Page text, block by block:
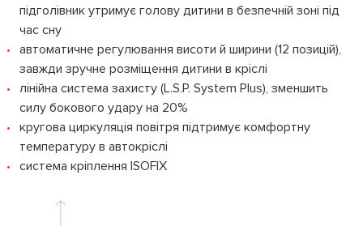
підголівник утримує голову дитини в безпечній зоні під
час сну
автоматичне регулювання висоти й ширини (12 позицій),
завжди зручне розміщення дитини в кріслі
лінійна система захисту (L.S.P. System Plus), зменшить
силу бокового удару на 20%
кругова циркуляція повітря підтримує комфортну
температуру в автокріслі
система кріплення ISOFIX